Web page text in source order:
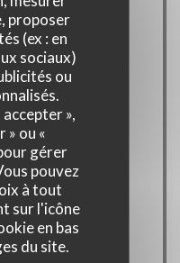
proposer
(ex : en
sociaux)
ou
»,
» ou «
gérer
pouvez
à tout
sur l'icône
en bas
du site.
Terrasse,
Accès aux
Accès Wifi
mobile, Sans
Sans Contact,